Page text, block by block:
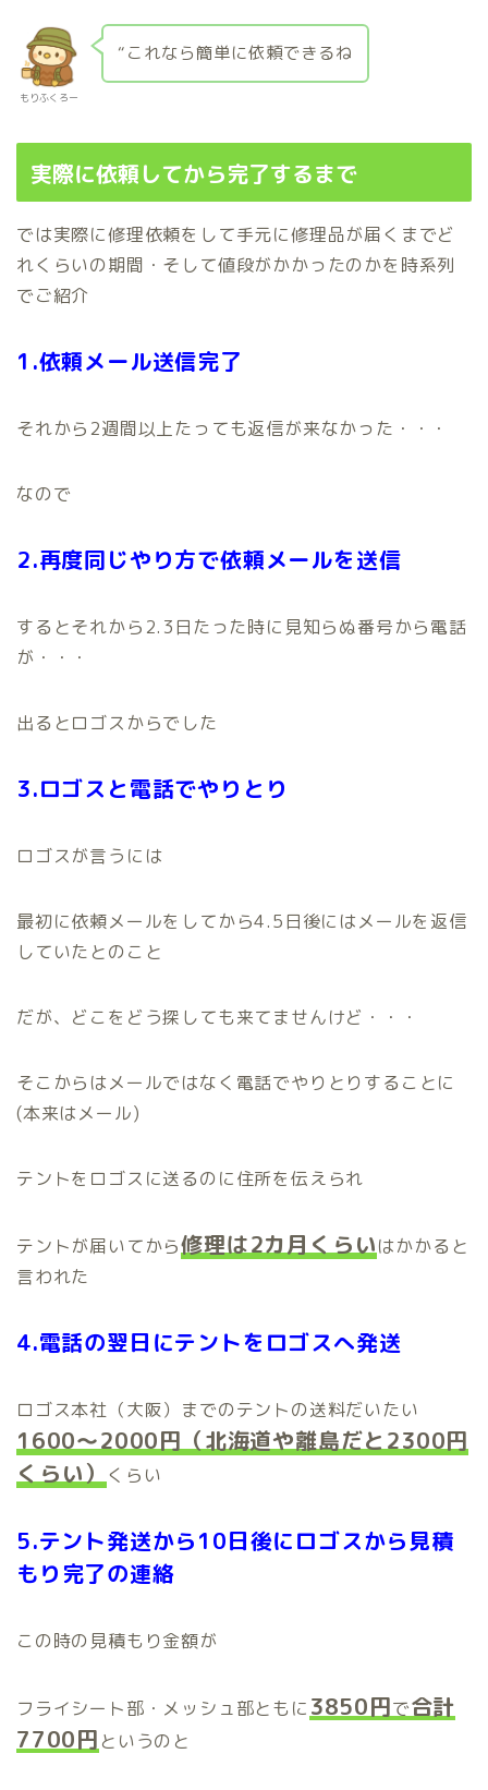
もりふくろー
“これなら簡単に依頼できるね
実際に依頼してから完了するまで
では実際に修理依頼をして手元に修理品が届くまでど
れくらいの期間・そして値段がかかったのかを時系列
でご紹介
1.依頼メール送信完了
それから2週間以上たっても返信が来なかった・・・
なので
2.再度同じやり方で依頼メールを送信
するとそれから2.3日たった時に見知らぬ番号から電話
が・・・
出るとロゴスからでした
3.ロゴスと電話でやりとり
ロゴスが言うには
最初に依頼メールをしてから4.5日後にはメールを返信
していたとのこと
だが、どこをどう探しても来てませんけど・・・
そこからはメールではなく電話でやりとりすることに
(本来はメール)
テントをロゴスに送るのに住所を伝えられ
テントが届いてから修理は2カ月くらいはかかると
言われた
4.電話の翌日にテントをロゴスへ発送
ロゴス本社（大阪）までのテントの送料だいたい
1600～2000円（北海道や離島だと2300円
くらい）
くらい
5.テント発送から10日後にロゴスから見積
もり完了の連絡
この時の見積もり金額が
フライシート部・メッシュ部ともに 3850円で合計
7700円 というのと